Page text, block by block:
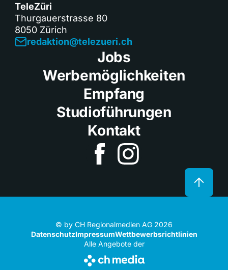
TeleZüri
Thurgauerstrasse 80
8050 Zürich
redaktion@telezueri.ch
Jobs
Werbemöglichkeiten
Empfang
Studioführungen
Kontakt
© by CH Regionalmedien AG 2026
DatenschutzImpressumWettbewerbsrichtlinien
Alle Angebote der